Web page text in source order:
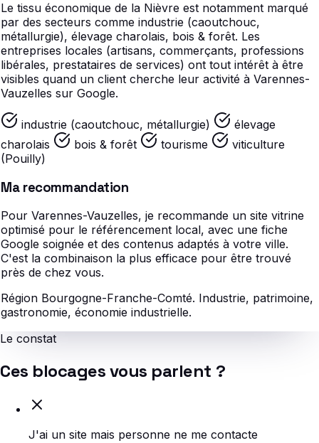
Le tissu économique de la Nièvre est notamment marqué
par des secteurs comme industrie (caoutchouc,
métallurgie), élevage charolais, bois & forêt. Les
entreprises locales (artisans, commerçants, professions
libérales, prestataires de services) ont tout intérêt à être
visibles quand un client cherche leur activité à Varennes-
Vauzelles sur Google.
industrie (caoutchouc, métallurgie)
élevage
charolais
bois & forêt tourisme
viticulture
(Pouilly)
Ma recommandation
Pour Varennes-Vauzelles, je recommande un site vitrine
optimisé pour le référencement local, avec une fiche
Google soignée et des contenus adaptés à votre ville.
C'est la combinaison la plus efficace pour être trouvé
près de chez vous.
Région Bourgogne-Franche-Comté. Industrie, patrimoine,
gastronomie, économie industrielle.
Le constat
Ces blocages vous parlent ?
J'ai un site mais personne ne me contacte